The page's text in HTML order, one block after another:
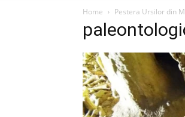
Home Pestera Ursilor din